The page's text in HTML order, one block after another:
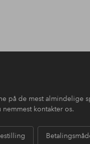
på de mest almindelige
kontakter os.